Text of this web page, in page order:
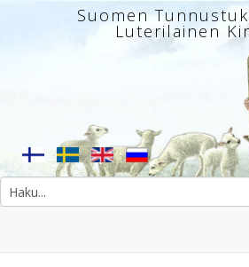
Suomen
Luterilainen